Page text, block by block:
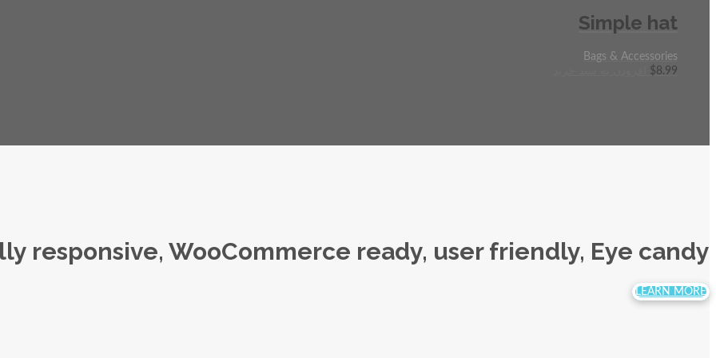
Simple hat
Bags & Accessories
$8.99
responsive, WooCommerce ready, user friendly, Eye candy!
LEARN MORE